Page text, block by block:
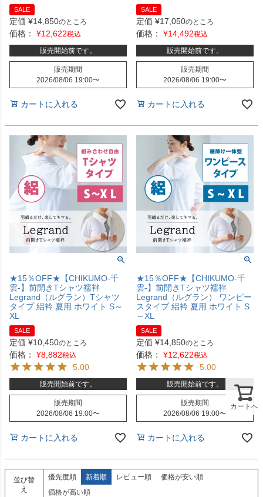
SALE
定価 ¥14,850のところ
価格： ¥12,622税込
販売開始前です。
販売期間
2026/08/06 19:00〜
カートに入れる
SALE
定価 ¥17,050のところ
価格： ¥14,492税込
販売開始前です。
販売期間
2026/08/06 19:00〜
カートに入れる
★15％OFF★【CHIKUMO-千
雲-】前開きTシャツ襦袢
Legrand（ルグラン）Tシャツ
タイプ 絽衿 夏用 ホワイト S～
XL
SALE
定価 ¥10,450のところ
価格： ¥8,882税込
5.00
販売開始前です。
販売期間
2026/08/06 19:00〜
カートに入れる
★15％OFF★【CHIKUMO-千
雲-】前開きTシャツ襦袢
Legrand（ルグラン） ワンピー
スタイプ 絽衿 夏用 ホワイト S
～XL
SALE
定価 ¥14,850のところ
価格： ¥12,622税込
5.00
販売開始前です。
販売期間
2026/08/06 19:00〜
カートに入れる
並び替
え
優先度順 新着順 レビュー順
価格が安い順
価格が高い順
カートへ